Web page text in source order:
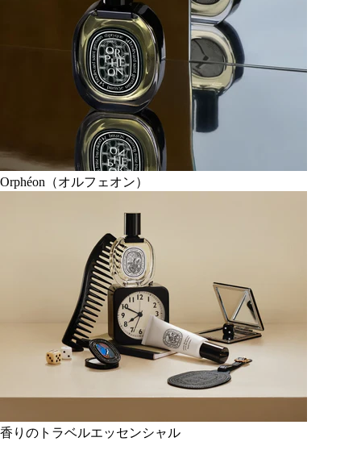
Orphéon（オルフェオン）
香りのトラベルエッセンシャル